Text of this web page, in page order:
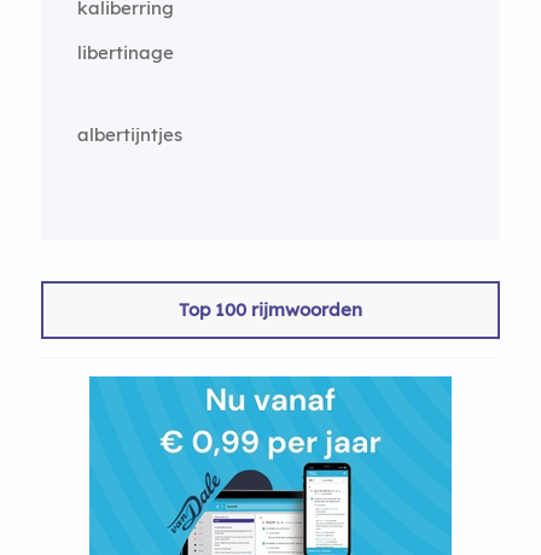
kaliberring
libertinage
albertijntjes
Top 100 rijmwoorden